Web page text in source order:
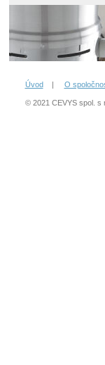
Úvod| O
© 2021 CEVYS spol.